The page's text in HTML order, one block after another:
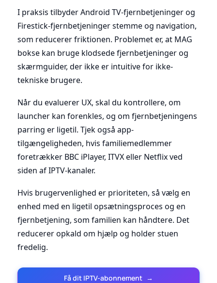
I praksis tilbyder Android TV-fjernbetjeninger og
Firestick-fjernbetjeninger stemme og navigation,
som reducerer friktionen. Problemet er, at MAG
bokse kan bruge klodsede fjernbetjeninger og
skærmguider, der ikke er intuitive for ikke-
tekniske brugere.
Når du evaluerer UX, skal du kontrollere, om
launcher kan forenkles, og om fjernbetjeningens
parring er ligetil. Tjek også app-
tilgængeligheden, hvis familiemedlemmer
foretrækker BBC iPlayer, ITVX eller Netflix ved
siden af IPTV-kanaler.
Hvis brugervenlighed er prioriteten, så vælg en
enhed med en ligetil opsætningsproces og en
fjernbetjening, som familien kan håndtere. Det
reducerer opkald om hjælp og holder stuen
fredelig.
Få dit IPTV-abonnement →